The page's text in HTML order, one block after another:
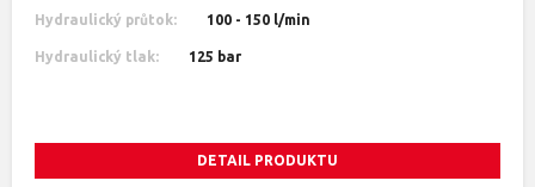
Hydraulický průtok: 100 - 150 l/min
Hydraulický tlak: 125 bar
DETAIL PRODUKTU